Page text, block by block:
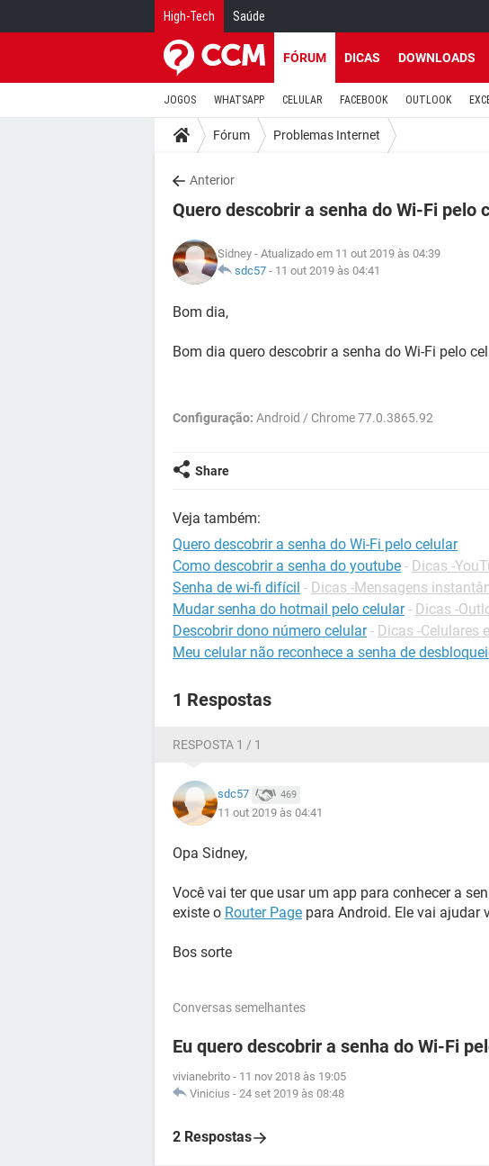
High-Tech Saúde
FÓRUM DICAS DOWNLOADS
JOGOS WHATSAPP CELULAR FACEBOOK OUTLOOK
Fórum Problemas Internet
Anterior
Quero descobrir a senha do Wi-Fi pelo
Sidney - Atualizado em 11 out 2019 às 04:39
sdc57 - 11 out 2019 às 04:41
Bom dia,
Bom dia quero descobrir a senha do Wi-Fi pelo
Configuração: Android / Chrome 77.0.3865.92
Share
Veja também:
Quero descobrir a senha do Wi-Fi pelo celular
Como descobrir a senha do youtube - Dicas -
Senha de wi-fi difícil - Dicas -Mensagens
Mudar senha do hotmail pelo celular - Dicas -
Descobrir dono número celular - Dicas -Celulares
Meu celular não reconhece a senha de
1 Respostas
RESPOSTA 1 / 1
sdc57 469
11 out 2019 às 04:41
Opa Sidney,
Você vai ter que usar um app para conhecer a
existe o Router Page para Android. Ele vai ajudar
Bos sorte
Conversas semelhantes
Eu quero descobrir a senha do Wi-Fi
vivianebrito - 11 nov 2018 às 19:05
Vinicius - 24 set 2019 às 08:48
2 Respostas